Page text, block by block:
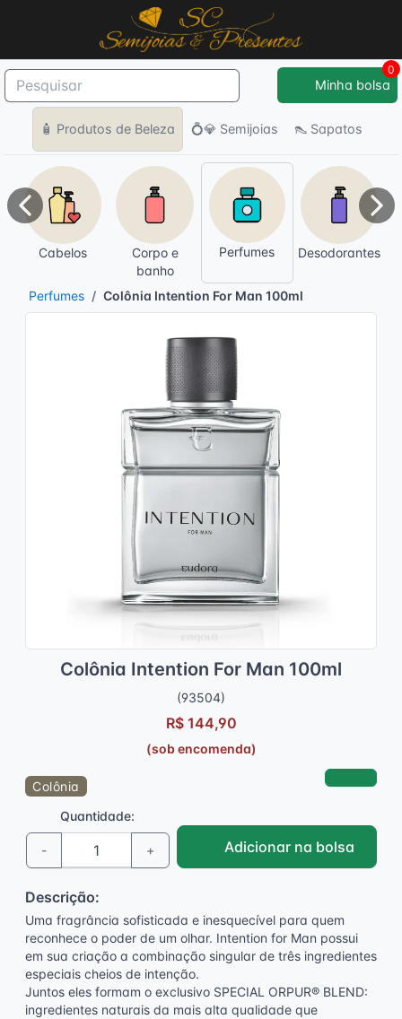
🧴 Produtos de Beleza 💍💎 Semijoias 👠 Sapatos
Minha bolsa
0
Cabelos
Corpo e
banho
Perfumes Desodorantes
Anterior
Perfumes Colônia Intention For Man 100ml
Colônia Intention For Man 100ml
(93504)
R$ 144,90
(sob encomenda)
Colônia
Quantidade:
- + Adicionar na bolsa
Descrição:
Uma fragrância sofisticada e inesquecível para quem
reconhece o poder de um olhar. Intention for Man possui
em sua criação a combinação singular de três ingredientes
especiais cheios de intenção.
Juntos eles formam o exclusivo SPECIAL ORPUR® BLEND:
ingredientes naturais da mais alta qualidade que